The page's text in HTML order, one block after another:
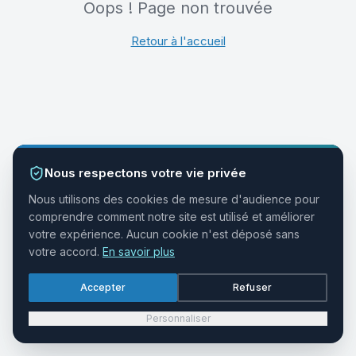
Oops ! Page non trouvée
Retour à l'accueil
Nous respectons votre vie privée
Nous utilisons des cookies de mesure d'audience pour
comprendre comment notre site est utilisé et améliorer
votre expérience. Aucun cookie n'est déposé sans
votre accord. En savoir plus
Accepter Refuser
Personnaliser